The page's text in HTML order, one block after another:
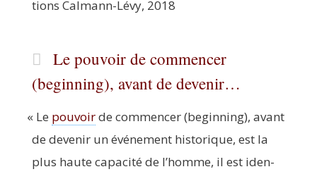
tions Cal­mann-Lévy, 2018
Le pouvoir de commencer
(beginning), avant de devenir…
« Le pou­voirde com­men­cer (begin­ning), avant
de deve­nir un évé­ne­ment his­to­rique, est la
plus haute capa­ci­té de l’homme, il est iden­